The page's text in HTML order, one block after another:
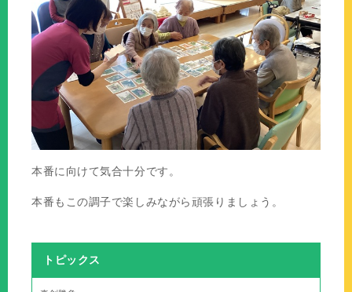
本番に向けて気合十分です。
本番もこの調子で楽しみながら頑張りましょう。
トピックス